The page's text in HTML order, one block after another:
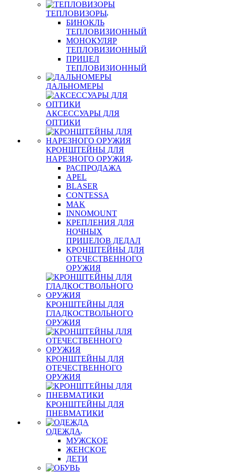
ТЕПЛОВИЗОРЫ
БИНОКЛЬ
ТЕПЛОВИЗИОННЫЙ
МОНОКУЛЯР
ТЕПЛОВИЗИОННЫЙ
ПРИЦЕЛ
ТЕПЛОВИЗИОННЫЙ
ДАЛЬНОМЕРЫ
АКСЕССУАРЫ ДЛЯ
ОПТИКИ
КРОНШТЕЙНЫ ДЛЯ
НАРЕЗНОГО ОРУЖИЯ
РАСПРОДАЖА
APEL
BLASER
CONTESSA
MAK
INNOMOUNT
КРЕПЛЕНИЯ ДЛЯ
НОЧНЫХ
ПРИЦЕЛОВ ДЕДАЛ
КРОНШТЕЙНЫ ДЛЯ
ОТЕЧЕСТВЕННОГО
ОРУЖИЯ
КРОНШТЕЙНЫ ДЛЯ
ГЛАДКОСТВОЛЬНОГО
ОРУЖИЯ
КРОНШТЕЙНЫ ДЛЯ
ОТЕЧЕСТВЕННОГО
ОРУЖИЯ
КРОНШТЕЙНЫ ДЛЯ
ПНЕВМАТИКИ
ОДЕЖДА
МУЖСКОЕ
ЖЕНСКОЕ
ДЕТИ